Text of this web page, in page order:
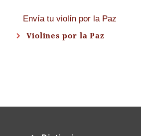
Envía tu violín por la Paz
Violines por la Paz